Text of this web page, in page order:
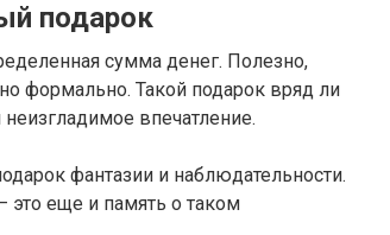
подарок
сумма денег. Полезно,
формально. Такой подарок вряд ли
впечатление.
фантазии и наблюдательности.
это еще и память о таком